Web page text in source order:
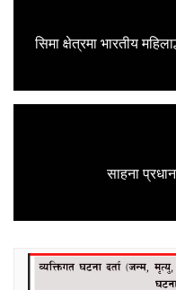
सिमा क्षेत्रमा भारतीय
साहना